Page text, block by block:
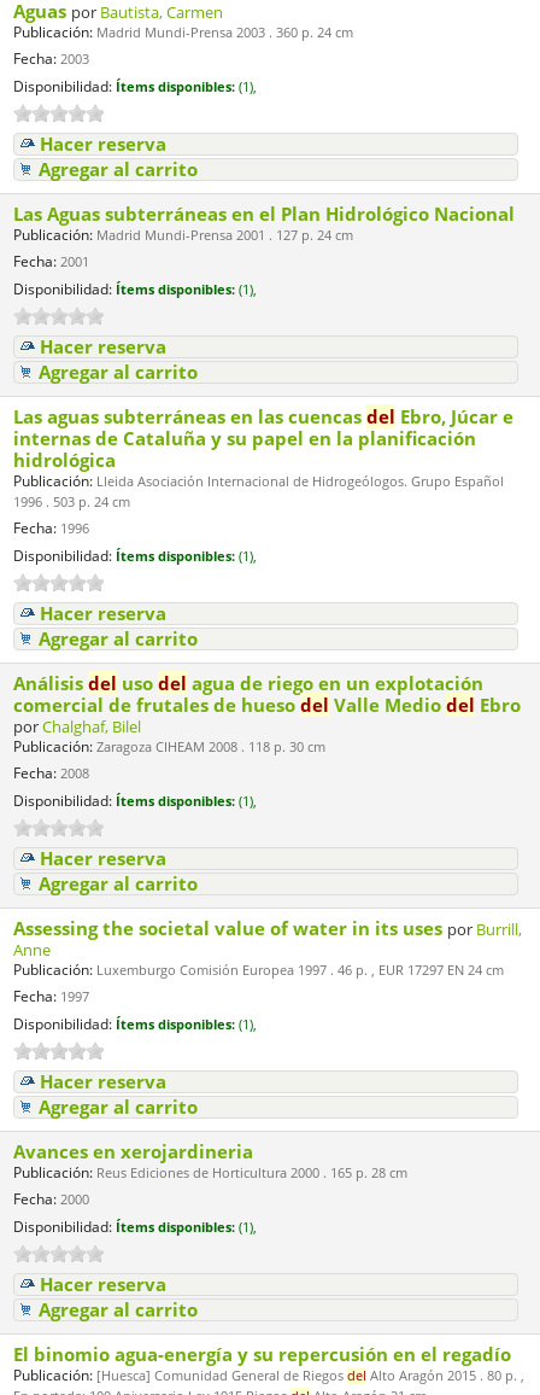
Aguas por Bautista, Carmen
Publicación: Madrid Mundi-Prensa 2003 . 360 p. 24 cm
Fecha: 2003
Disponibilidad: Ítems disponibles: (1),
Hacer reserva
Agregar al carrito
Las Aguas subterráneas en el Plan Hidrológico Nacional
Publicación: Madrid Mundi-Prensa 2001 . 127 p. 24 cm
Fecha: 2001
Disponibilidad: Ítems disponibles: (1),
Hacer reserva
Agregar al carrito
Las aguas subterráneas en las cuencasdel Ebro, Júcar e
internas de Cataluña y su papel en la planificación
hidrológica
Publicación: Lleida Asociación Internacional de Hidrogeólogos. Grupo Español
1996 . 503 p. 24 cm
Fecha: 1996
Disponibilidad: Ítems disponibles: (1),
Hacer reserva
Agregar al carrito
Análisisdel usodel agua de riego en un explotación
comercial de frutales de huesodel Valle Mediodel Ebro
porChalghaf, Bilel
Publicación: Zaragoza CIHEAM 2008 . 118 p. 30 cm
Fecha: 2008
Disponibilidad: Ítems disponibles: (1),
Hacer reserva
Agregar al carrito
Assessing the societal value of water in its uses por Burrill,
Anne
Publicación: Luxemburgo Comisión Europea 1997 . 46 p. , EUR 17297 EN 24 cm
Fecha: 1997
Disponibilidad: Ítems disponibles: (1),
Hacer reserva
Agregar al carrito
Avances en xerojardineria
Publicación: Reus Ediciones de Horticultura 2000 . 165 p. 28 cm
Fecha: 2000
Disponibilidad: Ítems disponibles: (1),
Hacer reserva
Agregar al carrito
El binomio agua-energía y su repercusión en el regadío
Publicación: [Huesca] Comunidad General de Riegosdel Alto Aragón 2015 . 80 p. ,